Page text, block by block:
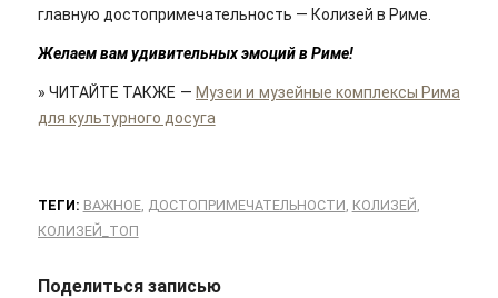
главную достопримечательность — Колизей в Риме.
Желаем вам удивительных эмоций в Риме!
» ЧИТАЙТЕ ТАКЖЕ — Музеи и музейные комплексы Рима
для культурного досуга
ТЕГИ: ВАЖНОЕ, ДОСТОПРИМЕЧАТЕЛЬНОСТИ КОЛИЗЕЙ
КОЛИЗЕЙ_ТОП
Поделиться записью